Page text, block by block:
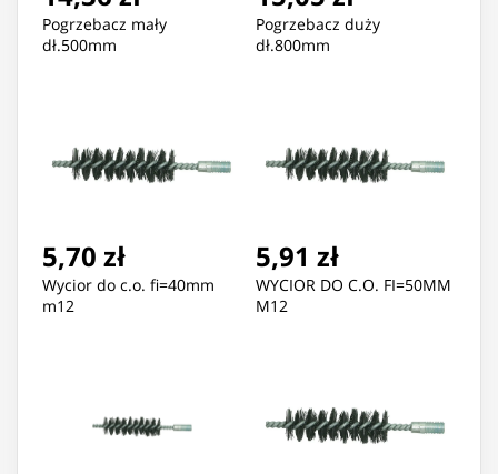
Pogrzebacz mały
dł.500mm
Pogrzebacz duży
dł.800mm
5,70 zł
Wycior do c.o. fi=40mm
m12
5,91 zł
WYCIOR DO C.O. FI=50MM
M12